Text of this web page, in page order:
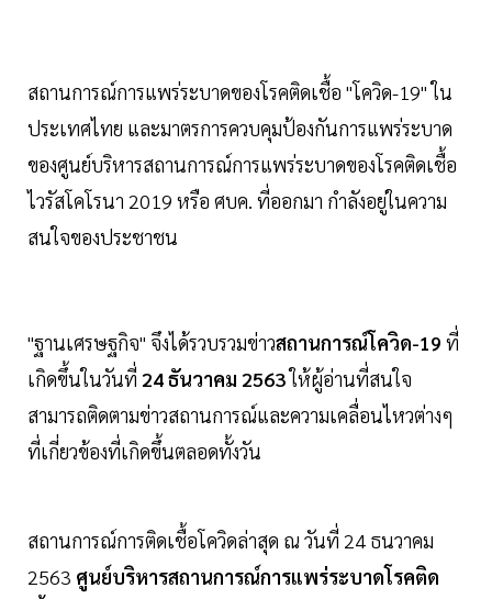
สถานการณ์การแพร่ระบาดของโรคติดเชื้อ "โควิด-19" ใน
ประเทศไทย และมาตรการควบคุมป้องกันการแพร่ระบาด
ของศูนย์บริหารสถานการณ์การแพร่ระบาดของโรคติดเชื้อ
ไวรัสโคโรนา 2019 หรือ ศบค. ที่ออกมา กำลังอยู่ในความ
สนใจของประชาชน
"ฐานเศรษฐกิจ" จึงได้รวบรวมข่าวสถานการณ์โควิด-19 ที่
เกิดขึ้นในวันที่ 24 ธันวาคม 2563ให้ผู้อ่านที่สนใจ
สามารถติดตามข่าวสถานการณ์และความเคลื่อนไหวต่างๆ
ที่เกี่ยวข้องที่เกิดขึ้นตลอดทั้งวัน
สถานการณ์การติดเชื้อโควิดล่าสุด ณ วันที่ 24 ธนวาคม
2563 ศูนย์บริหารสถานการณ์การแพร่ระบาดโรคติด